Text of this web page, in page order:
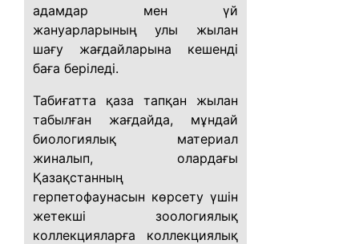
адамдар мен үй
жануарларының улы жылан
шағу жағдайларына кешенді
баға беріледі.
Табиғатта қаза тапқан жылан
табылған жағдайда, мұндай
биологиялық материал
жиналып, олардағы
Қазақстанның
герпетофаунасын көрсету үшін
жетекші зоологиялық
коллекцияларға коллекциялық